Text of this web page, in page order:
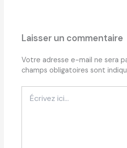
Laisser un commentaire
Votre adresse e-mail ne sera
champs obligatoires sont
ici…